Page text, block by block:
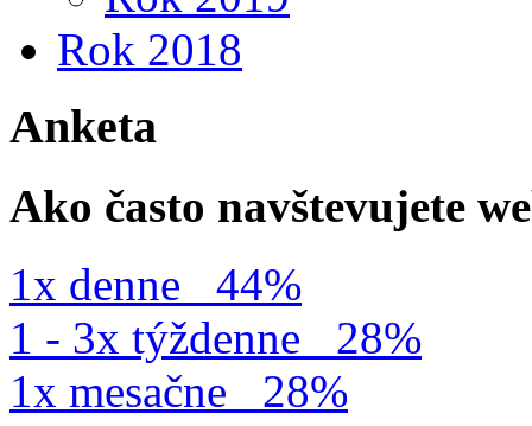
Rok 2018
Anketa
Ako často navštevujete
1x denne
44%
1 - 3x týždenne
28%
1x mesačne
28%